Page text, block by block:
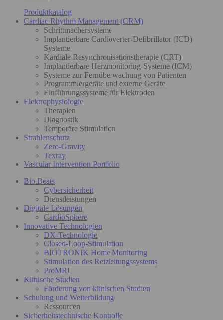
Produktkatalog
Cardiac Rhythm Management (CRM)
Schrittmachersysteme
Implantierbare Cardioverter-Defibrillator (ICD)
Systeme
Kardiale Resynchronisationstherapie (CRT)
Implantierbare Herzmonitoring-Systeme (ICM)
Systeme zur Fernüberwachung von Patienten
Programmiergeräte und externe Geräte
Einführungssysteme für Elektroden
Elektrophysiologie
Therapien
Diagnostik
Temporäre Stimulation
Strahlenschutz
Zero-Gravity
Texray
Vascular Intervention Portfolio
Bio.Beats
Cybersicherheit
Dienstleistungen
Digitale Lösungen
CardioSphere
Innovative Technologien
DX-Technologie
Closed-Loop-Stimulation
BIOTRONIK Home Monitoring
Stimulation des Reizleitungssystems
ProMRI
Klinische Studien
Förderung von klinischen Studien
Schulung und Weiterbildung
Ressourcen
Sicherheitstechnische Kontrolle